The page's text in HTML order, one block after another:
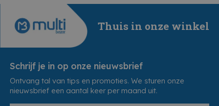
Thuis in onze winkel
Schrijf je in op onze nieuwsbrief
Ontvang tal van tips en promoties. We sturen onze
nieuwsbrief een aantal keer per maand uit.